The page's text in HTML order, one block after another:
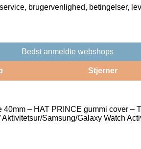
brugervenlighed, betingelser,
Bedst anmeldte webshops
Stjerner
40mm – HAT PRINCE gummi cover –
Samsung/Galaxy Watch